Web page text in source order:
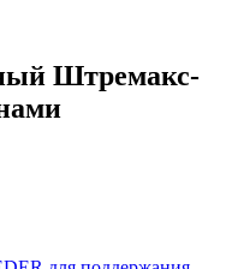
Штремакс-